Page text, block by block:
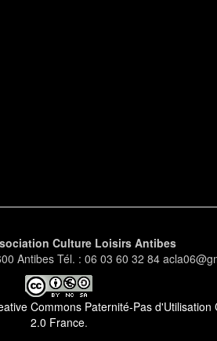
Culture Loisirs Antibes
Antibes Tél. : 06 03 60 32 84
Commons Paternité-Pas
2.0 France.